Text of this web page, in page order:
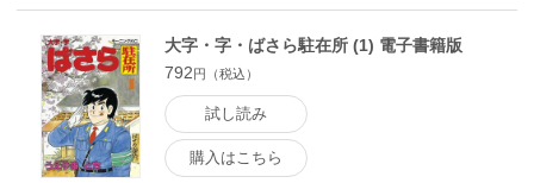
大字・字・ばさら駐在所 (1) 電子書籍版
792円（税込）
試し読み
購入はこちら